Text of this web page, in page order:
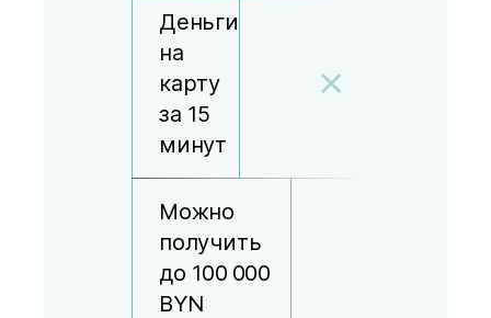
Деньги
на
карту
за 15
минут
Можно
получить
до 100 000
BYN